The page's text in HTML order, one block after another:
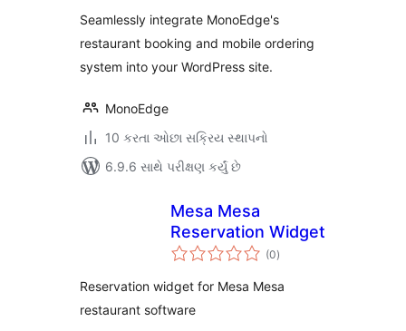
Seamlessly integrate MonoEdge's
restaurant booking and mobile ordering
system into your WordPress site.
MonoEdge
10 કરતા ઓછા સક્રિય સ્થાપનો
6.9.6 સાથે પરીક્ષણ કર્યું છે
Mesa Mesa
Reservation Widget
(0કુલ
રેટિંગ્સ
)
Reservation widget for Mesa Mesa
restaurant software